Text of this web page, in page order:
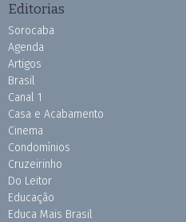
Editorias
Sorocaba
Agenda
Artigos
Brasil
Canal 1
Casa e Acabamento
Cinema
Condomínios
Cruzeirinho
Do Leitor
Educação
Educa Mais Brasil